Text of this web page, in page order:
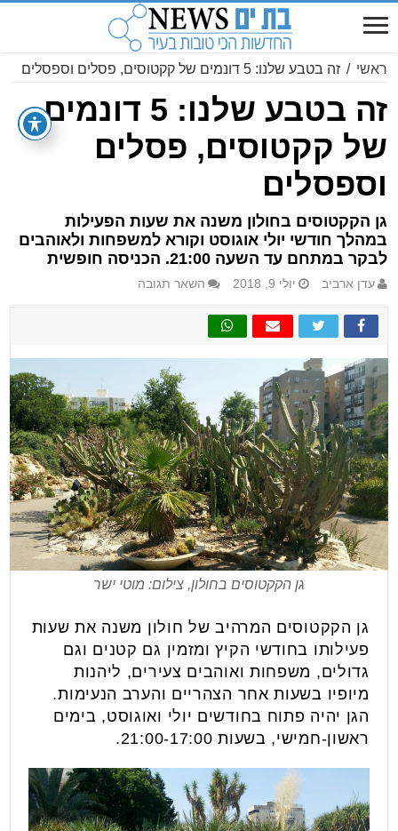
ראשי / זה בטבע שלנו: 5 דונמים של קקטוסים, פסלים וספסלים
זה בטבע שלנו: 5 דונמים
של קקטוסים, פסלים
וספסלים
גן הקקטוסים בחולון משנה את שעות הפעילות
במהלך חודשי יולי אוגוסט וקורא למשפחות ולאוהבים
לבקר במתחם עד השעה 21:00. הכניסה חופשית
עדן ארביב יולי 9, 2018 השאר תגובה
גן הקקטוסים בחולון, צילום: מוטי ישר
גן הקקטוסים המרהיב של חולון משנה את שעות
פעילותו בחודשי הקיץ ומזמין גם קטנים וגם
גדולים, משפחות ואוהבים צעירים, ליהנות
מיופיו בשעות אחר הצהריים והערב הנעימות.
הגן יהיה פתוח בחודשים יולי ואוגוסט, בימים
ראשון-חמישי, בשעות 21:00-17:00.